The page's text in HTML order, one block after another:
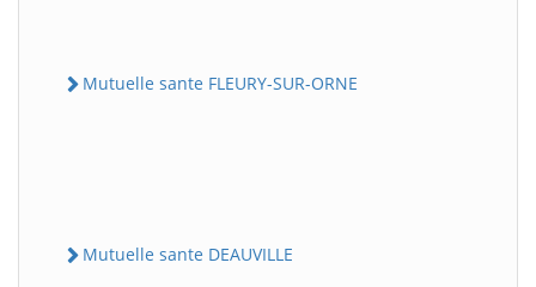
Mutuelle sante FLEURY-SUR-ORNE
Mutuelle sante DEAUVILLE